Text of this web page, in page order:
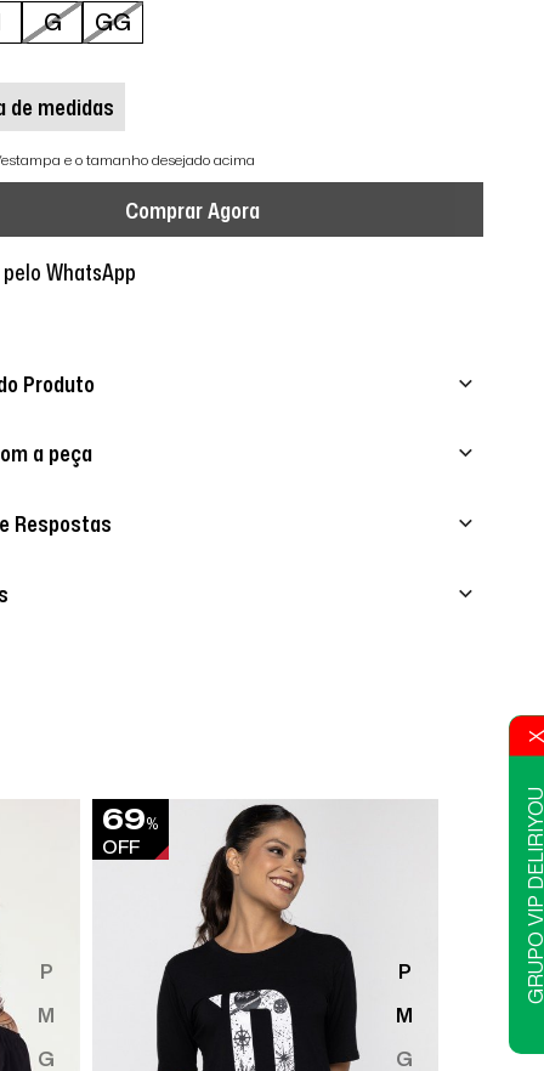
G GG
de medidas
e o tamanho desejado acima
Comprar Agora
WhatsApp
Produto
a peça
Respostas
P
M
G
69%
OFF
P
M
G
GRUPO